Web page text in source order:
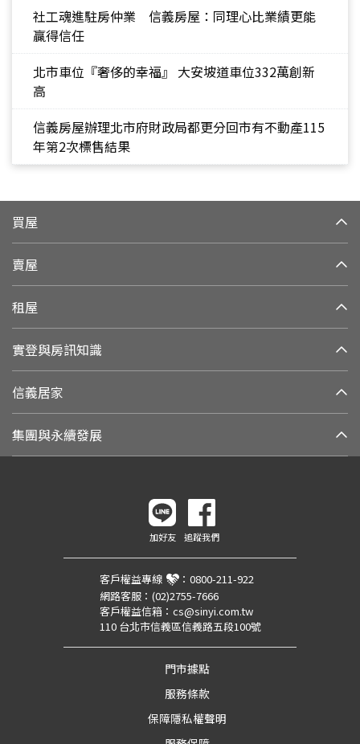
社工魂進駐房仲業 信義房屋：同理心比業績更能
贏得信任
北市車位『奢侈的幸福』 大安坡道車位332萬創新
高
信義房屋辦理北市府財政局都更分回市有不動產115
年第2次標售結果
買屋
賣屋
租屋
實登與房訊知識
信義居家
集團與永續發展
加好友 追蹤我們
客戶權益專線 ： 0800-211-922
網路客服： (02)2755-7666
客戶權益信箱： cs@sinyi.com.tw
110 台北市信義區信義路五段100號
門市據點
服務條款
保障隱私權聲明